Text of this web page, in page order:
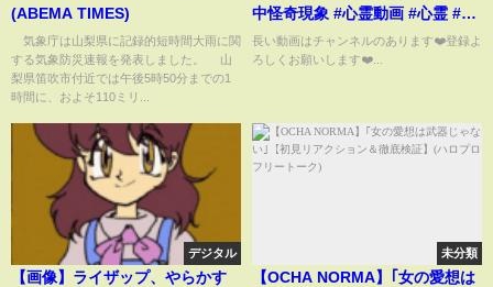
(ABEMA TIMES)
気象庁は山梨県に記録的短時間大雨に関
する気象防災速報を発表しました。 山
梨県笛吹市付近では午後5時50分までの1
時間に、およそ110ミリ...
中怪奇現象 #心霊動画 #心霊 #心
霊youtuber #女性心霊youtuber
長い動画はチャンネルのあります❤️登録よ
ろしくお願いします❤️...
デジタル
【画像】ライザップ、やらかす
未分類
【OCHA NORMA】｢女の愛想は